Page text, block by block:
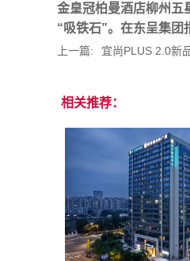
金皇冠柏曼酒店柳州五
“吸铁石”。在东呈集团
上一篇: 宜尚PLUS 2.0新
相关推荐：